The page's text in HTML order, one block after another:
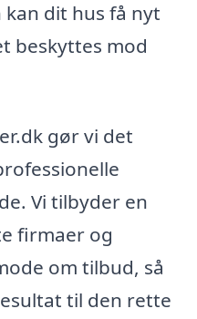
dit hus få nyt
beskyttes mod
gør vi det
Vi tilbyder en
firmaer og
om tilbud, så
til den rette